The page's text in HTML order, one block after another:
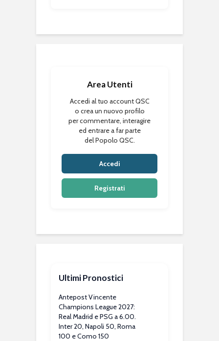
Area Utenti
Accedi al tuo account QSC
o crea un nuovo profilo
per commentare, interagire
ed entrare a far parte
del Popolo QSC.
Accedi
Registrati
Ultimi Pronostici
Antepost Vincente
Champions League 2027:
Real Madrid e PSG a 6.00.
Inter 20, Napoli 50, Roma
100 e Como 150